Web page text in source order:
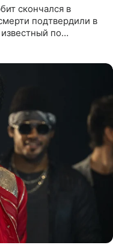
скончался в
подтвердили в
по